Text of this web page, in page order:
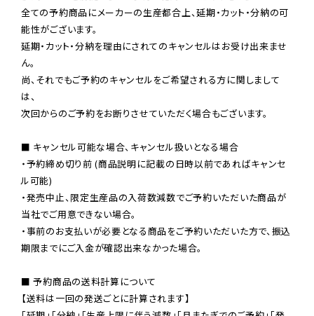
全ての予約商品にメーカーの生産都合上、延期・カット・分納の可
能性がございます。
延期・カット・分納を理由にされてのキャンセルはお受け出来ませ
ん。
尚、それでもご予約のキャンセルをご希望される方に関しまして
は、
次回からのご予約をお断りさせていただく場合もございます。
■ キャンセル可能な場合、キャンセル扱いとなる場合
・予約締め切り前 (商品説明に記載の日時以前であればキャンセ
ル可能)
・発売中止、限定生産品の入荷数減数でご予約いただいた商品が
当社でご用意できない場合。
・事前のお支払いが必要となる商品をご予約いただいた方で、振込
期限までにご入金が確認出来なかった場合。
■ 予約商品の送料計算について
【送料は一回の発送ごとに計算されます】